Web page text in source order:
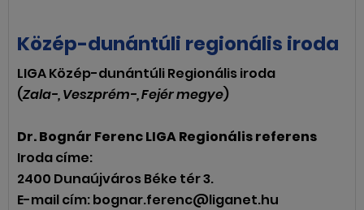
Közép-dunántúli regionális iroda
LIGA Közép-dunántúli Regionális iroda
(Zala-, Veszprém-, Fejér megye)
Dr. Bognár Ferenc LIGA Regionális referens
Iroda címe:
2400 Dunaújváros Béke tér 3.
E-mail cím: bognar.ferenc@liganet.hu